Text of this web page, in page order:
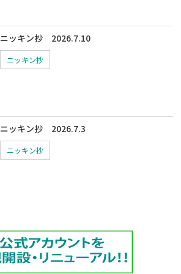
ニッキン抄 2026.7.10
ニッキン抄
ニッキン抄 2026.7.3
ニッキン抄